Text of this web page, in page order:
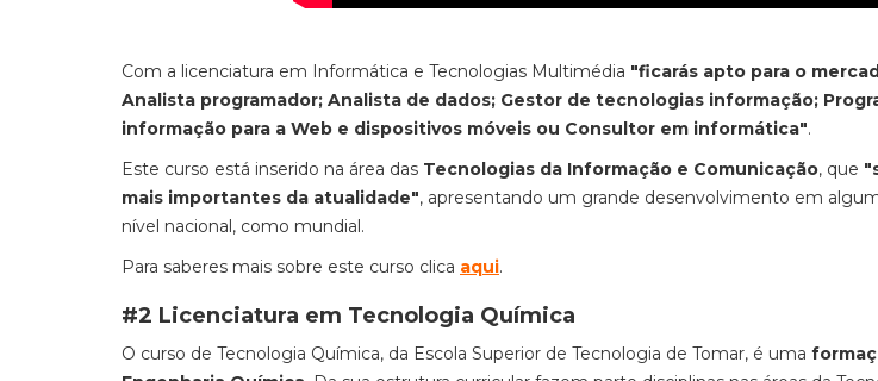
Com a licenciatura em Informática e Tecnologias Multimédia "ficarás apto para o
Analista programador; Analista de dados; Gestor de tecnologias informação;
informação para a Web e dispositivos móveis ou Consultor em informática".
Este curso está inserido na área das Tecnologias da Informação e Comunicação, que
mais importantes da atualidade", apresentando um grande desenvolvimento em
nível nacional, como mundial.
Para saberes mais sobre este curso clica aqui.
#2 Licenciatura em Tecnologia Química
O curso de Tecnologia Química, da Escola Superior de Tecnologia de Tomar, é uma